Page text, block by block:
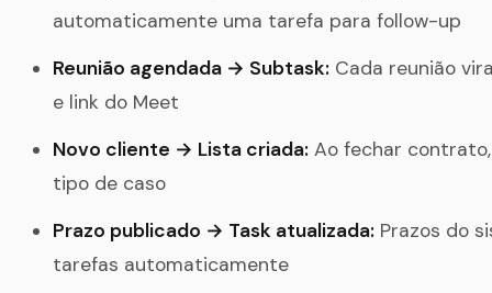
automaticamente uma tarefa para follow-up
Reunião agendada → Subtask: Cada reunião
e link do Meet
Novo cliente → Lista criada: Ao fechar
tipo de caso
Prazo publicado → Task atualizada: Prazos do
tarefas automaticamente